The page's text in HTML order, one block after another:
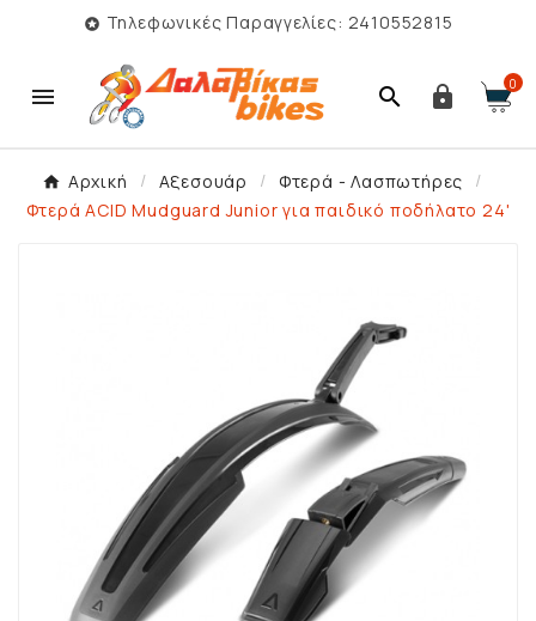
 Τηλεφωνικές Παραγγελίες: 2410552815
   0
Αρχική Αξεσουάρ
Φτερά - Λασπωτήρες
Φτερά ACID Mudguard Junior για παιδικό ποδήλατο 24'